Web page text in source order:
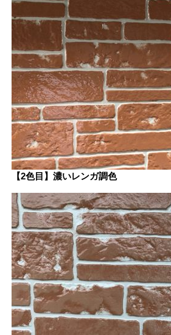
【2色目】濃いレンガ調色